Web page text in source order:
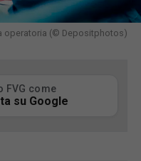
operatoria (© Depositphotos)
FVG come
su Google